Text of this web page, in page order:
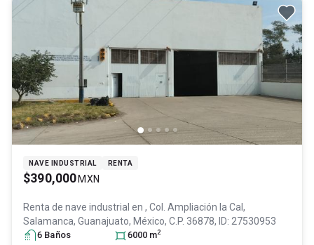
NAVE INDUSTRIAL RENTA
$390,000 MXN
Renta de nave industrial en , Col. Ampliación la Cal,
Salamanca, Guanajuato, México, C.P. 36878, ID: 27530953
6 Baños 6000 m2